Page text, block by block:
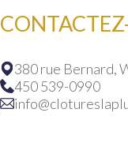
380 rue Bernard,
450 539-0990